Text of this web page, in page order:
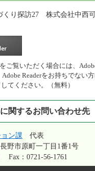
くり探訪27 株式会社中西
ご覧いただく場合には、
Adobe Readerをお持ちでない
てください。（無料）
関するお問い合わせ先
ン課
代表
野市原町一丁目1番1号
Fax：0721-56-1761